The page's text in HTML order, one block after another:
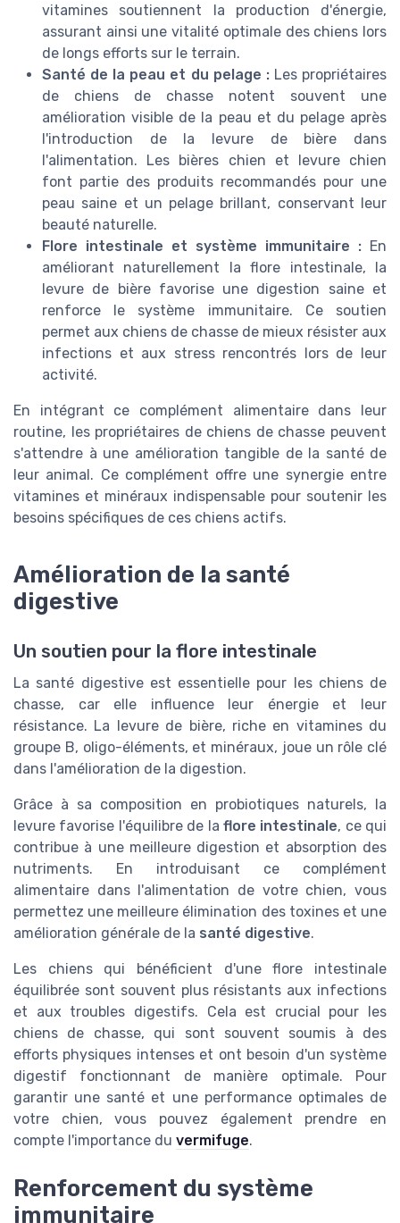
vitamines soutiennent la production d'énergie,
assurant ainsi une vitalité optimale des chiens lors
de longs efforts sur le terrain.
Santé de la peau et du pelage :Les propriétaires
de chiens de chasse notent souvent une
amélioration visible de la peau et du pelage après
l'introduction de la levure de bière dans
l'alimentation. Les bières chien et levure chien
font partie des produits recommandés pour une
peau saine et un pelage brillant, conservant leur
beauté naturelle.
Flore intestinale et système immunitaire : En
améliorant naturellement la flore intestinale, la
levure de bière favorise une digestion saine et
renforce le système immunitaire. Ce soutien
permet aux chiens de chasse de mieux résister aux
infections et aux stress rencontrés lors de leur
activité.
En intégrant ce complément alimentaire dans leur
routine, les propriétaires de chiens de chasse peuvent
s'attendre à une amélioration tangible de la santé de
leur animal. Ce complément offre une synergie entre
vitamines et minéraux indispensable pour soutenir les
besoins spécifiques de ces chiens actifs.
Amélioration de la santé
digestive
Un soutien pour la flore intestinale
La santé digestive est essentielle pour les chiens de
chasse, car elle influence leur énergie et leur
résistance. La levure de bière, riche en vitamines du
groupe B, oligo-éléments, et minéraux, joue un rôle clé
dans l'amélioration de la digestion.
Grâce à sa composition en probiotiques naturels, la
levure favorise l'équilibre de la flore intestinale, ce qui
contribue à une meilleure digestion et absorption des
nutriments. En introduisant ce complément
alimentaire dans l'alimentation de votre chien, vous
permettez une meilleure élimination des toxines et une
amélioration générale de la santé digestive.
Les chiens qui bénéficient d'une flore intestinale
équilibrée sont souvent plus résistants aux infections
et aux troubles digestifs. Cela est crucial pour les
chiens de chasse, qui sont souvent soumis à des
efforts physiques intenses et ont besoin d'un système
digestif fonctionnant de manière optimale. Pour
garantir une santé et une performance optimales de
votre chien, vous pouvez également prendre en
compte l'importance du vermifuge.
Renforcement du système
immunitaire